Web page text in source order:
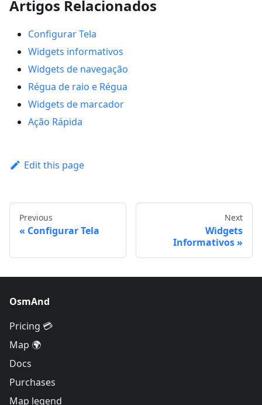
Artigos Relacionados
Configurar Tela
Widgets informativos
Widgets de navegação
Régua de raio e Régua
Widgets de marcador
Ação Rápida
Edit this page
Previous
Configurar Tela
Next
Widgets
Informativos
OsmAnd
Pricing 💳
Map 🌍
Docs
Purchases
Map legend